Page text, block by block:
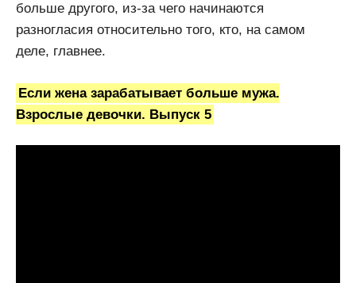
больше другого, из-за чего начинаются
разногласия относительно того, кто, на самом
деле, главнее.
Если жена зарабатывает больше мужа.
Взрослые девочки. Выпуск 5